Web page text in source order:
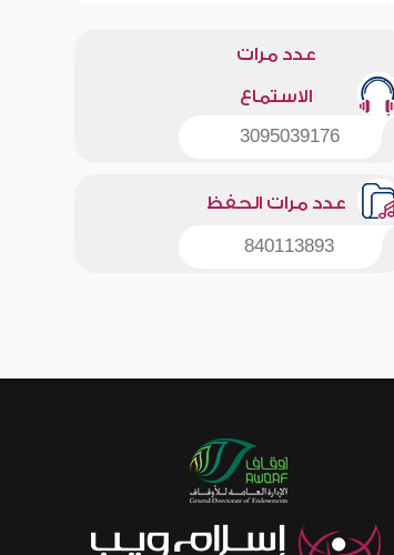
عدد مرات
الاستماع
3095039176
عدد مرات الحفظ
840113893